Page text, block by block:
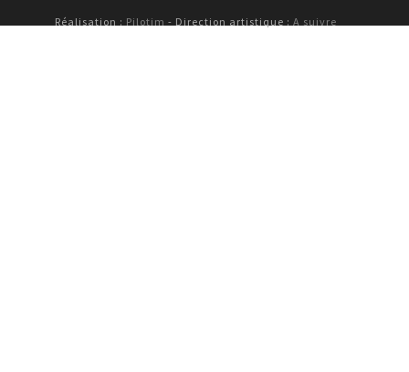
Réalisation : Pilotim - Direction artistique : A suivre